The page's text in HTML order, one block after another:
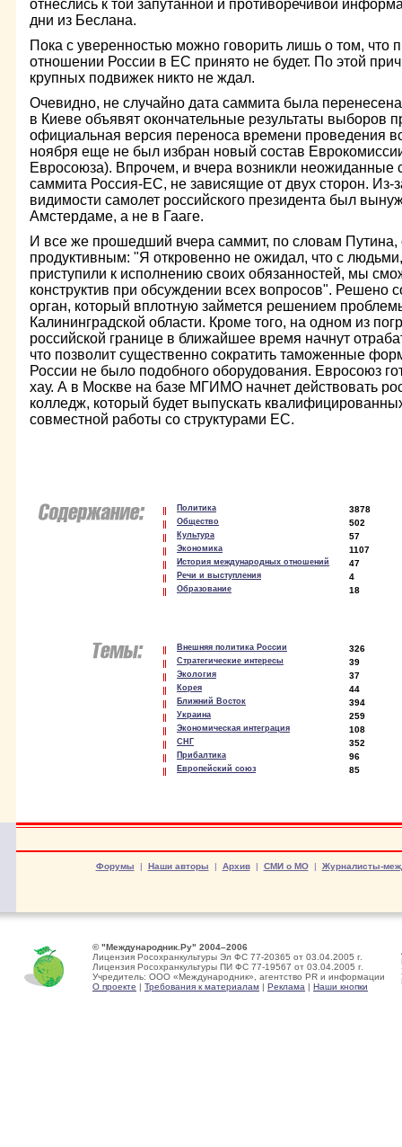
отнеслись к той запутанной и противоречивой
дни из Беслана.
Пока с уверенностью можно говорить лишь о том,
отношении России в ЕС принято не будет. По этой
крупных подвижек никто не ждал.
Очевидно, не случайно дата саммита была
в Киеве объявят окончательные результаты выборов
официальная версия переноса времени проведения
ноября еще не был избран новый состав
Евросоюза). Впрочем, и вчера возникли неожиданные
саммита Россия-ЕС, не зависящие от двух сторон. Из-
видимости самолет российского президента был
Амстердаме, а не в Гааге.
И все же прошедший вчера саммит, по словам Путина,
продуктивным: "Я откровенно не ожидал, что с
приступили к исполнению своих обязанностей, мы
конструктив при обсуждении всех вопросов". Решено
орган, который вплотную займется решением
Калининградской области. Кроме того, на одном из
российской границе в ближайшее время начнут
что позволит существенно сократить таможенные
России не было подобного оборудования. Евросоюз
хау. А в Москве на базе МГИМО начнет действовать
колледж, который будет выпускать
совместной работы со структурами ЕС.
Политика 3878
Общество 502
Культура 57
Экономика 1107
История международных отношений 47
Речи и выступления 4
Образование 18
Внешняя политика России 326
Стратегические интересы 39
Экология 37
Корея 44
Ближний Восток 394
Украина 259
Экономическая интеграция 108
СНГ 352
Прибалтика 96
Европейский союз 85
Форумы | Наши авторы | Архив| СМИ о МО| Журналисты-
© "Международник.Ру" 2004–2006
Лицензия Росохранкультуры Эл ФС 77-20365 от 03.04.2005 г.
Лицензия Росохранкультуры ПИ ФС 77-19567 от 03.04.2005 г.
Учредитель: ООО «Международник», агентство PR и информации
О проекте | Требования к материалам | Реклама | Наши кнопки